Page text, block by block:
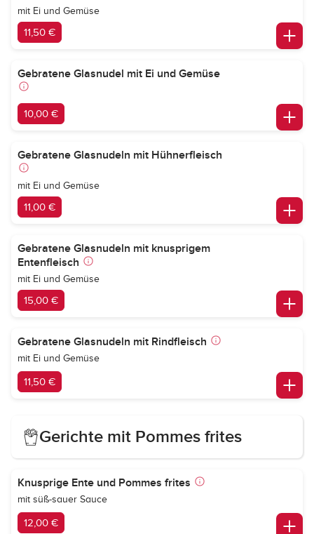
mit Ei und Gemüse
11,50 €
Gebratene Glasnudel mit Ei und Gemüse
10,00 €
Gebratene Glasnudeln mit Hühnerfleisch
mit Ei und Gemüse
11,00 €
Gebratene Glasnudeln mit knusprigem
Entenfleisch
mit Ei und Gemüse
15,00 €
Gebratene Glasnudeln mit Rindfleisch
mit Ei und Gemüse
11,50 €
Gerichte mit Pommes frites
Knusprige Ente und Pommes frites
mit süß-sauer Sauce
12,00 €